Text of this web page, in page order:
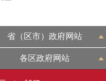
投资项目
省（区市）政府网站
各区政府网站